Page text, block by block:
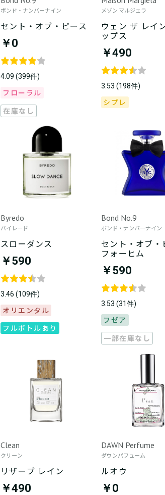
ボンド・ナンバーナイン
セント・オブ・ピース
￥0
4.09 (399件)
フローラル
在庫なし
メゾン マルジェラ
ウェン ザ レイ
ップス
￥490
3.53 (198件)
シプレ
Byredo
バイレード
スローダンス
￥590
3.46 (109件)
オリエンタル
フルボトルあり
Bond No.9
ボンド・ナンバーナイン
セント・オブ・
フォーヒム
￥590
3.53 (31件)
フゼア
一部在庫なし
Clean
クリーン
リザーブ レイン
￥490
DAWN Perfume
ダウンパフューム
ルオウ
￥0